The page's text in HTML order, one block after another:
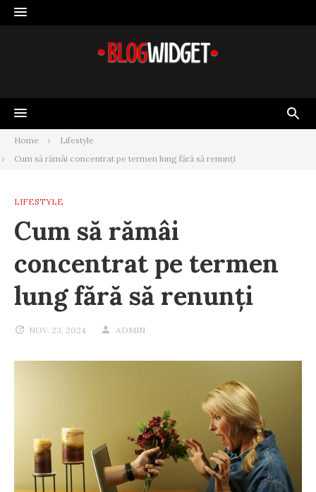
Skip
to
Home
Lifestyle
Cum să rămâi concentrat pe termen lung fără să renunți
LIFESTYLE
Cum să rămâi
concentrat pe termen
lung fără să renunți
NOV. 23, 2024 ADMIN